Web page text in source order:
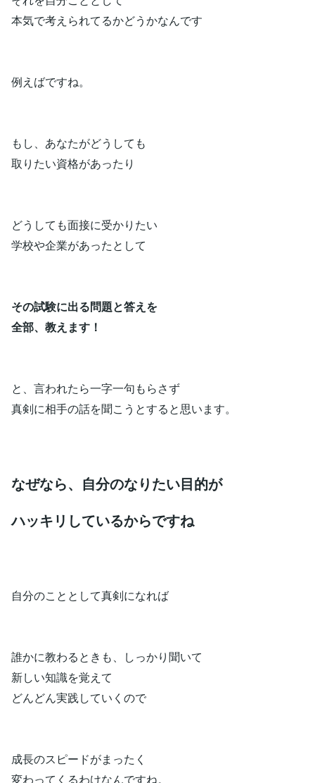
本気で考えられてるかどうかなんです
例えばですね。
もし、あなたがどうしても
取りたい資格があったり
どうしても面接に受かりたい
学校や企業があったとして
その試験に出る問題と答えを
全部、教えます！
と、言われたら一字一句もらさず
真剣に相手の話を聞こうとすると思います。
なぜなら、自分のなりたい目的が
ハッキリしているからですね
自分のこととして真剣になれば
誰かに教わるときも、しっかり聞いて
新しい知識を覚えて
どんどん実践していくので
成長のスピードがまったく
変わってくるわけなんですね。